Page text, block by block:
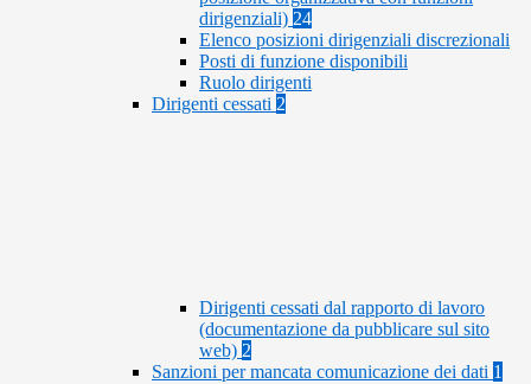
dirigenziali) 24
Elenco posizioni dirigenziali discrezionali
Posti di funzione disponibili
Ruolo dirigenti
Dirigenti cessati 2
Dirigenti cessati dal rapporto di lavoro
(documentazione da pubblicare sul sito
web) 2
Sanzioni per mancata comunicazione dei dati 1